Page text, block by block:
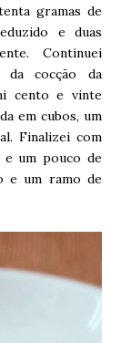
gramas de
e duas
Continuei
da cocção da
cento e vinte
em cubos, um
Finalizei com
e um pouco de
e um ramo de